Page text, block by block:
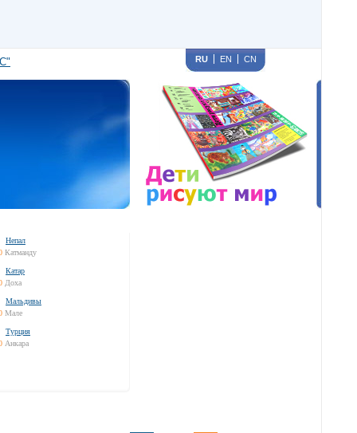
RU EN CN
Непал
Катманду
Катар
Доха
Мальдивы
Мале
Турция
Анкара